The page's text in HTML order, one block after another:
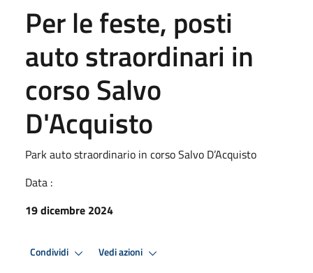
Per le feste, posti
auto straordinari in
corso Salvo
D'Acquisto
Park auto straordinario in corso Salvo D’Acquisto
Data :
19 dicembre 2024
Condividi Vedi azioni